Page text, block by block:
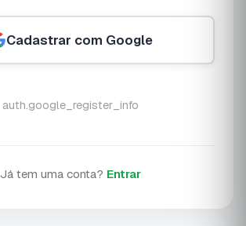
Cadastrar com Google
auth.google_register_info
Já tem uma conta? Entrar